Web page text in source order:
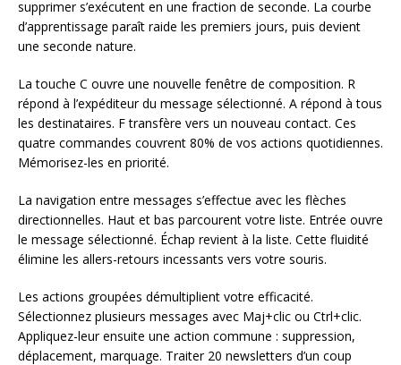
supprimer s’exécutent en une fraction de seconde. La courbe
d’apprentissage paraît raide les premiers jours, puis devient
une seconde nature.
La touche C ouvre une nouvelle fenêtre de composition. R
répond à l’expéditeur du message sélectionné. A répond à tous
les destinataires. F transfère vers un nouveau contact. Ces
quatre commandes couvrent 80% de vos actions quotidiennes.
Mémorisez-les en priorité.
La navigation entre messages s’effectue avec les flèches
directionnelles. Haut et bas parcourent votre liste. Entrée ouvre
le message sélectionné. Échap revient à la liste. Cette fluidité
élimine les allers-retours incessants vers votre souris.
Les actions groupées démultiplient votre efficacité.
Sélectionnez plusieurs messages avec Maj+clic ou Ctrl+clic.
Appliquez-leur ensuite une action commune : suppression,
déplacement, marquage. Traiter 20 newsletters d’un coup